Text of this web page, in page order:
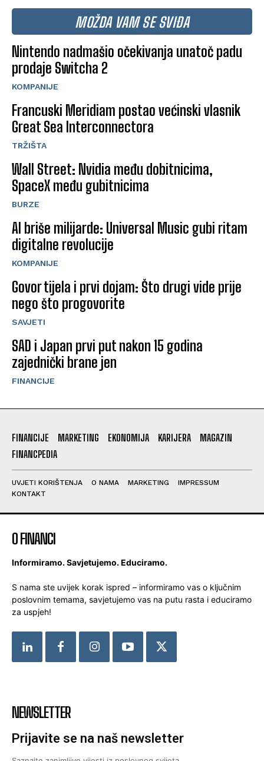
MOŽDA VAM SE SVIĐA
Nintendo nadmašio očekivanja unatoč padu
prodaje Switcha 2
KOMPANIJE
Francuski Meridiam postao većinski vlasnik
Great Sea Interconnectora
TRŽIŠTA
Wall Street: Nvidia među dobitnicima,
SpaceX među gubitnicima
BURZE
AI briše milijarde: Universal Music gubi ritam
digitalne revolucije
KOMPANIJE
Govor tijela i prvi dojam: Što drugi vide prije
nego što progovorite
SAVJETI
SAD i Japan prvi put nakon 15 godina
zajednički brane jen
FINANCIJE
FINANCIJE MARKETING EKONOMIJA KARIJERA
MAGAZIN
FINANCPEDIA
UVJETI KORIŠTENJA O NAMA MARKETING
IMPRESSUM
KONTAKT
O FINANCI
Informiramo. Savjetujemo. Educiramo.
S nama ste uvijek korak ispred – informiramo vas o ključnim
poslovnim temama, savjetujemo vas na putu rasta i educiramo
za uspjeh!
NEWSLETTER
Prijavite se na naš newsletter